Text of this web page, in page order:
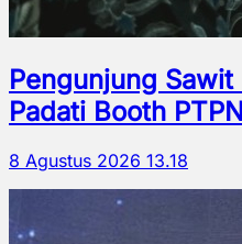
Pengunjung
Padati Booth
8 Agustus 2026 13.18